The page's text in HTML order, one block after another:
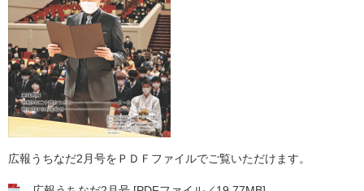
広報うちなだ2月号をＰＤＦファイルでご覧いただけます。